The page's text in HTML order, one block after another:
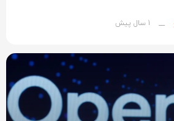
__ 1 سال پیش